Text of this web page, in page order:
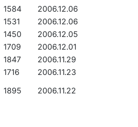
1584
2006.12.06
1531
2006.12.06
1450
2006.12.05
1709
2006.12.01
1847
2006.11.29
1716
2006.11.23
1895 2006.11.22